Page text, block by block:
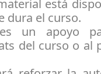
está
dura el curso.
un apoyo
del curso o al